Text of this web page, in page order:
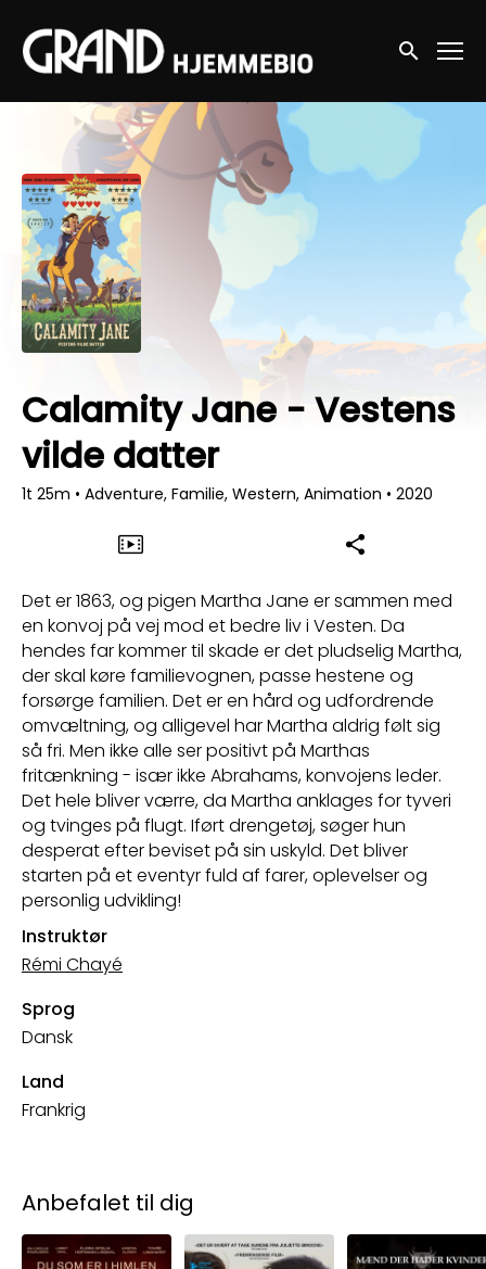
Accessibility Links
Søg nu
Calamity Jane - Vestens
vilde datter
1t 25m • Adventure, Familie, Western, Animation • 2020
Det er 1863, og pigen Martha Jane er sammen med
en konvoj på vej mod et bedre liv i Vesten. Da
hendes far kommer til skade er det pludselig Martha,
der skal køre familievognen, passe hestene og
forsørge familien. Det er en hård og udfordrende
omvæltning, og alligevel har Martha aldrig følt sig
så fri. Men ikke alle ser positivt på Marthas
fritænkning - især ikke Abrahams, konvojens leder.
Det hele bliver værre, da Martha anklages for tyveri
og tvinges på flugt. Iført drengetøj, søger hun
desperat efter beviset på sin uskyld. Det bliver
starten på et eventyr fuld af farer, oplevelser og
personlig udvikling!
Instruktør
Rémi Chayé
Sprog
Dansk
Land
Frankrig
Anbefalet til dig